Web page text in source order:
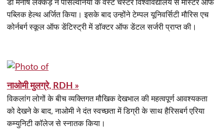
डॉ मनीष लक्कड़ ने पेंसिल्वेनिया के वेस्ट चेस्टर विश्वविद्यालय से मास्टर ऑफ
पब्लिक हेल्थ अर्जित किया। इसके बाद उन्होंने टेम्पल यूनिवर्सिटी मौरिस एच
कोर्नबर्ग स्कूल ऑफ डेंटिस्ट्री में डॉक्टर ऑफ डेंटल सर्जरी प्राप्त की।
नाओमी मुलग्रे, RDH »
विकलांग लोगों के बीच व्यक्तिगत मौखिक देखभाल की महत्वपूर्ण आवश्यकता
को देखने के बाद, नाओमी ने दंत स्वच्छता में डिग्री के साथ हैरिसबर्ग एरिया
कम्युनिटी कॉलेज से स्नातक किया।